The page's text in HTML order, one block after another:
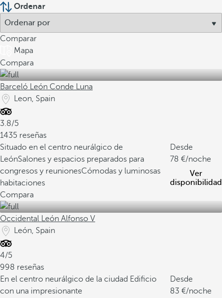
Ordenar
Comparar
Mapa
Compara
Barceló León Conde Luna
Leon, Spain
3.8/5
1435 reseñas
Situado en el centro neurálgico de
LeónSalones y espacios preparados para
congresos y reunionesCómodas y luminosas
habitaciones
Desde
78
/noche
Ver
disponibilidad
Compara
Occidental León Alfonso V
León, Spain
4/5
998 reseñas
En el centro neurálgico de la ciudad Edificio
con una impresionante
Desde
83
/noche